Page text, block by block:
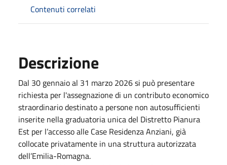
Contenuti correlati
Descrizione
Dal 30 gennaio al 31 marzo 2026 si può presentare
richiesta per l'assegnazione di un contributo economico
straordinario destinato a persone non autosufficienti
inserite nella graduatoria unica del Distretto Pianura
Est per l’accesso alle Case Residenza Anziani, già
collocate privatamente in una struttura autorizzata
dell’Emilia-Romagna.